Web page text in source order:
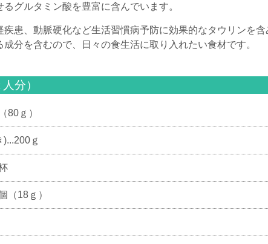
グルタミン酸を豊富に含んでいます。
患、動脈硬化など生活習慣病予防に効果的なタウリンを
成分を含むので、日々の食生活に取り入れたい食材です。
分）
80ｇ）
ｇ
（18ｇ）